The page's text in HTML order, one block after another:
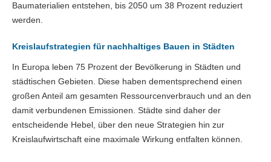
Baumaterialien entstehen, bis 2050 um 38 Prozent reduziert
werden.
Kreislaufstrategien für nachhaltiges Bauen in Städten
In Europa leben 75 Prozent der Bevölkerung in Städten und
städtischen Gebieten. Diese haben dementsprechend einen
großen Anteil am gesamten Ressourcenverbrauch und an den
damit verbundenen Emissionen. Städte sind daher der
entscheidende Hebel, über den neue Strategien hin zur
Kreislaufwirtschaft eine maximale Wirkung entfalten können.